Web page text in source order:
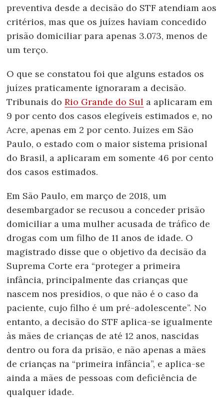
preventiva desde a decisão do STF atendiam aos
critérios, mas que os juízes haviam concedido
prisão domiciliar para apenas 3.073, menos de
um terço.
O que se constatou foi que alguns estados os
juízes praticamente ignoraram a decisão.
Tribunais doRio Grande do Sul a aplicaram em
9 por cento dos casos elegíveis estimados e, no
Acre, apenas em 2 por cento. Juízes em São
Paulo, o estado com o maior sistema prisional
do Brasil, a aplicaram em somente 46 por cento
dos casos estimados.
Em São Paulo, em março de 2018, um
desembargador se recusou a conceder prisão
domiciliar a uma mulher acusada de tráfico de
drogas com um filho de 11 anos de idade. O
magistrado disse que o objetivo da decisão da
Suprema Corte era “proteger a primeira
infância, principalmente das crianças que
nascem nos presídios, o que não é o caso da
paciente, cujo filho é um pré-adolescente”. No
entanto, a decisão do STF aplica-se igualmente
às mães de crianças de até 12 anos, nascidas
dentro ou fora da prisão, e não apenas a mães
de crianças na “primeira infância”, e aplica-se
ainda a mães de pessoas com deficiência de
qualquer idade.